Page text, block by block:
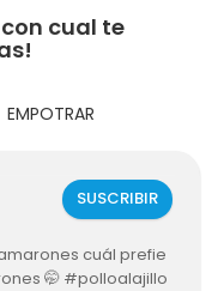
cual te
EMPOTRAR
SUSCRIBIR
cuál prefie
🤭 #polloalajillo